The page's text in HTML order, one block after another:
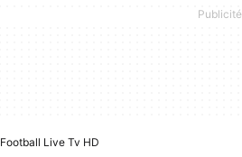
Football Live Tv HD